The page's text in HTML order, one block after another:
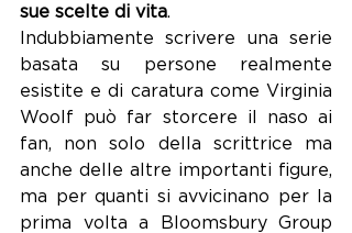
sue scelte di vita.
Indubbiamente scrivere una serie
basata su persone realmente
esistite e di caratura come Virginia
Woolf può far storcere il naso ai
fan, non solo della scrittrice ma
anche delle altre importanti figure,
ma per quanti si avvicinano per la
prima volta a Bloomsbury Group